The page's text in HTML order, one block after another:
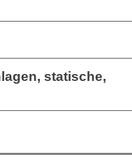
statische,